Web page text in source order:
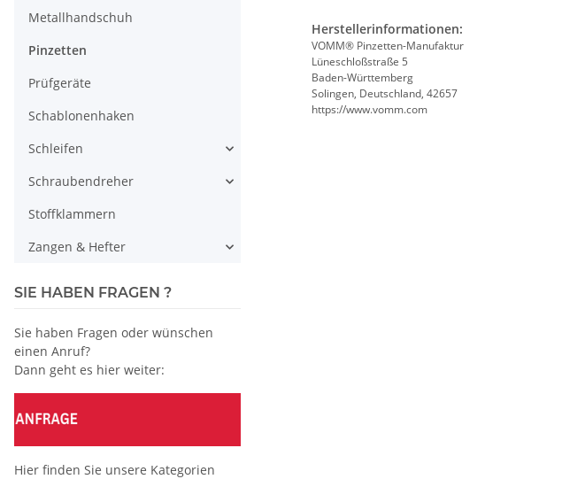
Herstellerinformationen:
VOMM® Pinzetten-Manufaktur
Lüneschloßstraße 5
Baden-Württemberg
Solingen, Deutschland, 42657
https://www.vomm.com
Metallhandschuh
Pinzetten
Prüfgeräte
Schablonenhaken
Schleifen
Schraubendreher
Stoffklammern
Zangen & Hefter
SIE HABEN FRAGEN ?
Sie haben Fragen oder wünschen
einen Anruf?
Dann geht es hier weiter:
Hier finden Sie unsere Kategorien